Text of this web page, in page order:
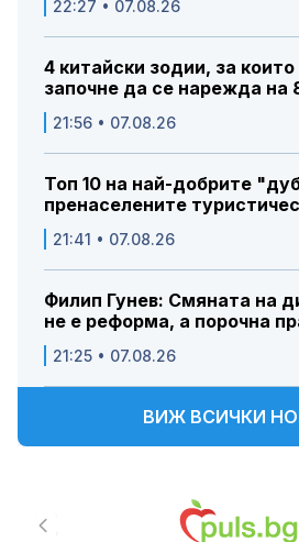
22:27 • 07.08.26
4 китайски зодии, за
започне да се нарежда на
21:56 • 07.08.26
Топ 10 на най-добрите
пренаселените
21:41 • 07.08.26
Филип Гунев: Смяната на
не е реформа, а порочна
21:25 • 07.08.26
ВИЖ ВСИЧКИ